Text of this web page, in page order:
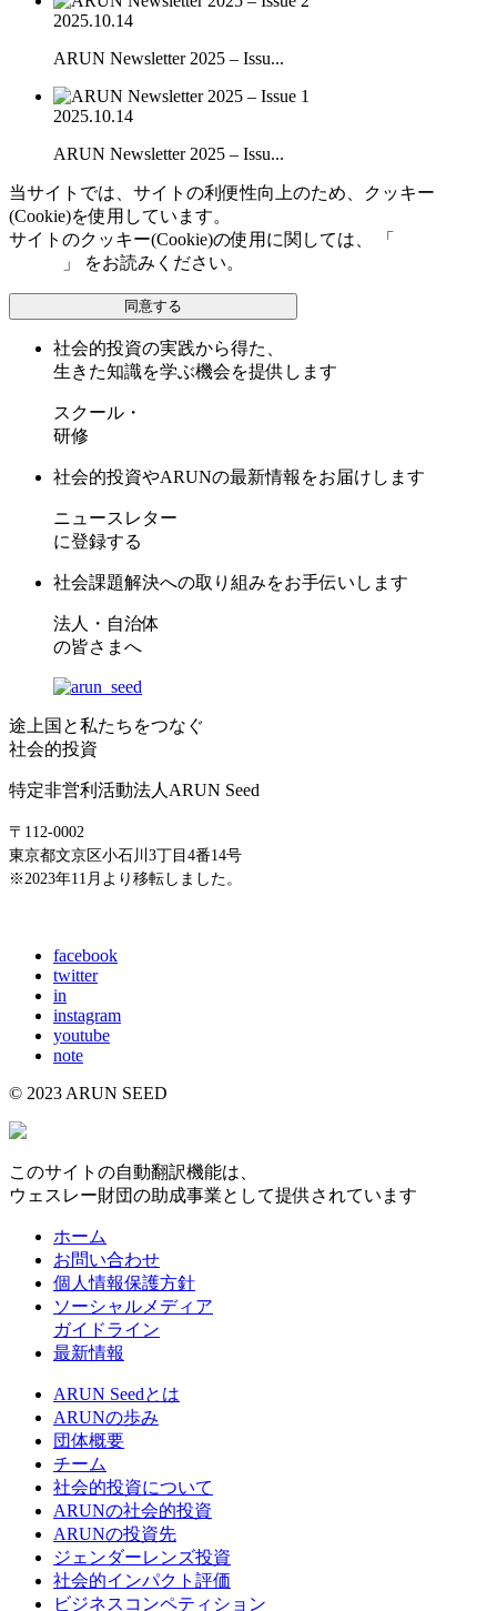
2025.10.14
ARUN Newsletter 2025 – Issu...
2025.10.14
ARUN Newsletter 2025 – Issu...
当サイトでは、サイトの利便性向上のため、クッキー
(Cookie)を使用しています。
サイトのクッキー(Cookie)の使用に関しては、 「
」 をお読みください。
同意する
社会的投資の実践から得た、
生きた知識を学ぶ機会を提供します
スクール・
研修
社会的投資やARUNの最新情報をお届けします
ニュースレター
に登録する
社会課題解決への取り組みをお手伝いします
法人・自治体
の皆さまへ
途上国と私たちをつなぐ
社会的投資
特定非営利活動法人ARUN Seed
〒112-0002
東京都文京区小石川3丁目4番14号
※2023年11月より移転しました。
facebook
twitter
in
instagram
youtube
note
© 2023 ARUN SEED
このサイトの自動翻訳機能は、
ウェスレー財団の助成事業として提供されています
ホーム
お問い合わせ
個人情報保護方針
ソーシャルメディア
ガイドライン
最新情報
ARUN Seedとは
ARUNの歩み
団体概要
チーム
社会的投資について
ARUNの社会的投資
ARUNの投資先
ジェンダーレンズ投資
社会的インパクト評価
ビジネスコンペティション